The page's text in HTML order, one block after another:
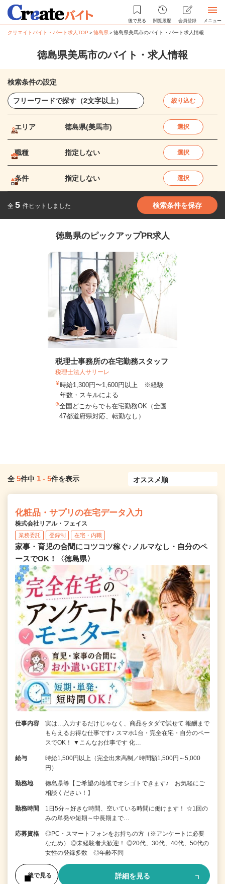
後で見る 閲覧履歴 会員登録 メニュー
クリエイトバイト・パート求人TOP ＞徳島県＞徳島県美馬市のバイト・パート求人情報
徳島県美馬市のバイト・求人情報
検索条件の設定
絞り込む
エリア 徳島県(美馬市) 選択
職種 指定しない 選択
条件 指定しない 選択
全 5 件ヒットしました 検索条件を保存
徳島県のピックアップPR求人
税理士事務所の在宅勤務スタッフ
税理士法人サリーレ
時給1,300円〜1,600円以上 ※経験
年数・スキルによる
全国どこからでも在宅勤務OK（全国
47都道府県対応、転勤なし）
全 5件中 1 - 5件を表示
化粧品・サプリの在宅データ入力
株式会社リアル・フェイス
業務委託 登録制 在宅・内職
家事・育児の合間にコツコツ稼ぐ♪ノルマなし・自分のペ
ースでOK！〈徳島県〉
仕事内容
実は…入力するだけじゃなく、商品をタダで試せて 報酬まで
もらえるお得な仕事です♪ スマホ1台・完全在宅・自分のペー
スでOK！ ▼こんなお仕事です 化…
給与
時給1,500円以上（完全出来高制／時間額1,500円～5,000
円）
勤務地
徳島県等【ご希望の地域でオシゴトできます♪ お気軽にご
相談ください！】
勤務時間
1日5分～好きな時間、空いている時間に働けます！ ☆1回の
みの単発や短期～中長期まで…
応募資格
◎PC・スマートフォンをお持ちの方（※アンケートに必要
なため） ◎未経験者大歓迎！ ◎20代、30代、40代、50代の
女性の登録多数 ◎年齢不問
後で見る 詳細を見る